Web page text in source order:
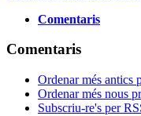
Comentaris
Comentaris
Ordenar més antics
Ordenar més nous
Subscriu-re's per